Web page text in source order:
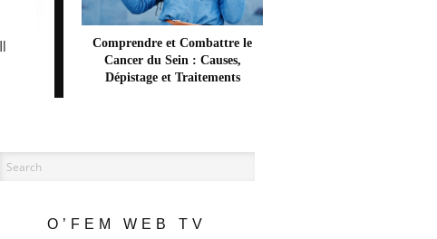
Comprendre et Combattre le
Cancer du Sein : Causes,
Dépistage et Traitements
O’FEM WEB TV